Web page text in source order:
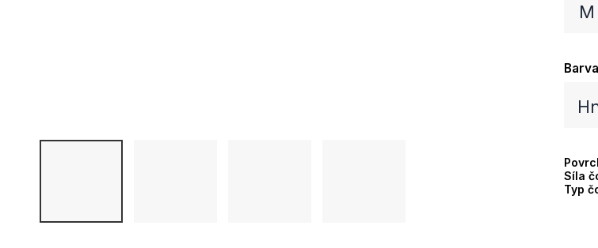
M
Barva
Síla
Typ